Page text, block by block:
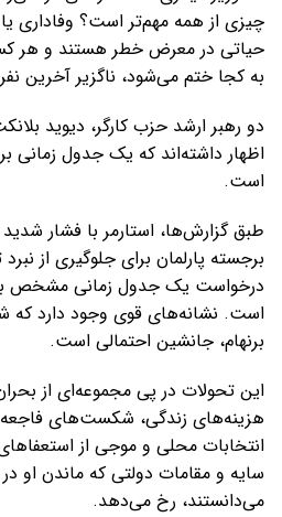
چیزی از همه مهم‌تر است؟ وفاداری
حیاتی در معرض خطر هستند و هر
به کجا ختم می‌شود، ناگزیر آخرین
دو رهبر ارشد حزب کارگر، دیوید
اظهار داشته‌اند که یک جدول زمانی
است.
طبق گزارش‌ها، استارمر با فشار
برجسته پارلمان برای جلوگیری از
درخواست یک جدول زمانی مشخص
است. نشانه‌های قوی وجود دارد که
برنهام، جانشین احتمالی است.
این تحولات در پی مجموعه‌ای از
هزینه‌های زندگی، شکست‌های
انتخابات محلی و موجی از
سایه و مقامات دولتی که ماندن او
می‌دانستند، رخ می‌دهد.